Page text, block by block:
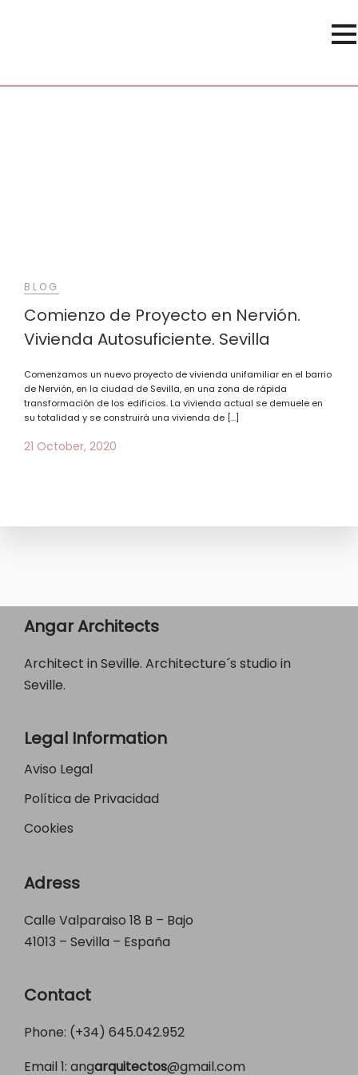
BLOG
Comienzo de Proyecto en Nervión.
Vivienda Autosuficiente. Sevilla
Comenzamos un nuevo proyecto de vivienda unifamiliar en el barrio
de Nervión, en la ciudad de Sevilla, en una zona de rápida
transformación de los edificios. La vivienda actual se demuele en
su totalidad y se construirá una vivienda de […]
21 October, 2020
Angar Architects
Architect in Seville. Architecture´s studio in
Seville.
Legal Information
Aviso Legal
Política de Privacidad
Cookies
Adress
Calle Valparaiso 18 B – Bajo
41013 – Sevilla – España
Contact
Phone: (+34) 645.042.952
Email 1: angarquitectos@gmail.com